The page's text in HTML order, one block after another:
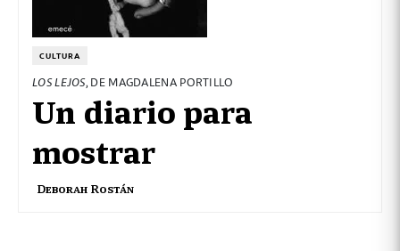
CULTURA
LOS LEJOS, DE MAGDALENA PORTILLO
Un diario para
mostrar
Deborah Rostán